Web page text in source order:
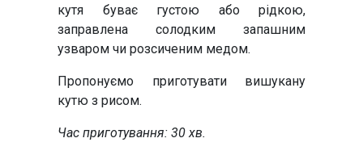
кутя буває густою або рідкою,
заправлена солодким запашним
узваром чи розсиченим медом.
Пропонуємо приготувати вишукану
кутю з рисом.
Час приготування: 30 хв.